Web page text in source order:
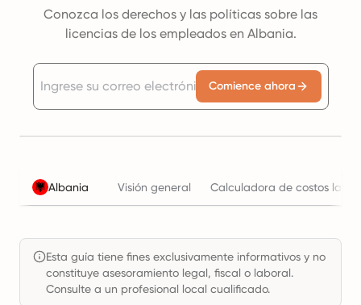
Conozca los derechos y las políticas sobre las
licencias de los empleados en Albania.
Comience ahora
Albania Visión general Calculadora de costos
Esta guía tiene fines exclusivamente informativos y no
constituye asesoramiento legal, fiscal o laboral.
Consulte a un profesional local cualificado.